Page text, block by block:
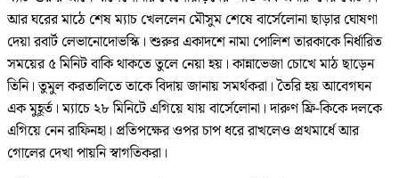
আর ঘরের মাঠে শেষ ম্যাচ খেললেন মৌসুম শেষে বার্সেলোনা ছাড়ার ঘোষণা
দেয়া রবার্ট লেভানোদোভস্কি। শুরুর একাদশে নামা পোলিশ তারকাকে নির্ধারিত
সময়ের ৫ মিনিট বাকি থাকতে তুলে নেয়া হয়। কান্নাভেজা চোখে মাঠ ছাড়েন
তিনি। তুমুল করতালিতে তাকে বিদায় জানায় সমর্থকরা। তৈরি হয় আবেগঘন
এক মুহূর্ত। ম্যাচে ২৮ মিনিটে এগিয়ে যায় বার্সেলোনা। দারুণ ফ্রি-কিকে দলকে
এগিয়ে নেন রাফিনহা। প্রতিপক্ষের ওপর চাপ ধরে রাখলেও প্রথমার্ধে আর
গোলের দেখা পায়নি স্বাগতিকরা।